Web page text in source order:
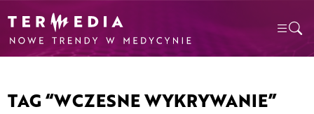
TAG “WCZESNE WYKRYWANIE”